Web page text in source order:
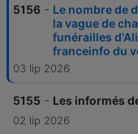
5156 - Le nombre de
la vague de
funérailles
franceinfo du
03 lip 2026
5155 - Les informés
02 lip 2026